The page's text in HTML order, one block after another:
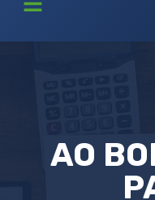
AO